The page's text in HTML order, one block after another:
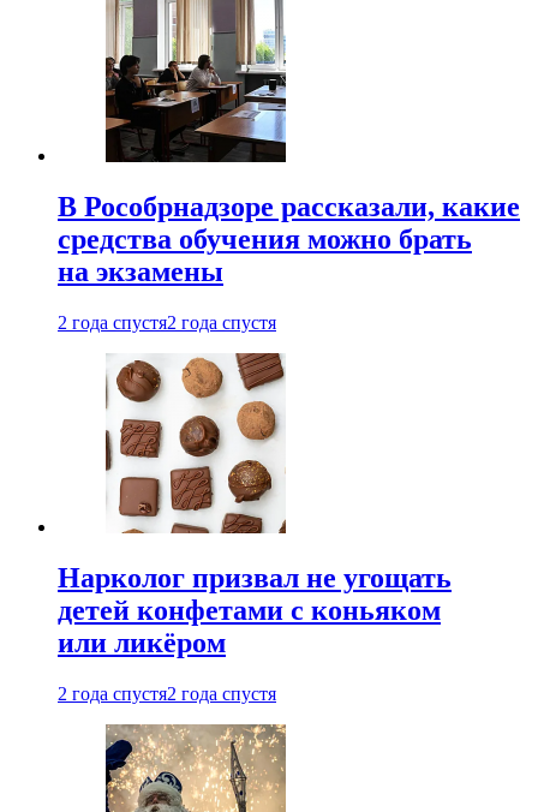
В Рособрнадзоре рассказали, какие
средства обучения можно брать
на экзамены
2 года спустя2 года спустя
Нарколог призвал не угощать
детей конфетами с коньяком
или ликёром
2 года спустя2 года спустя